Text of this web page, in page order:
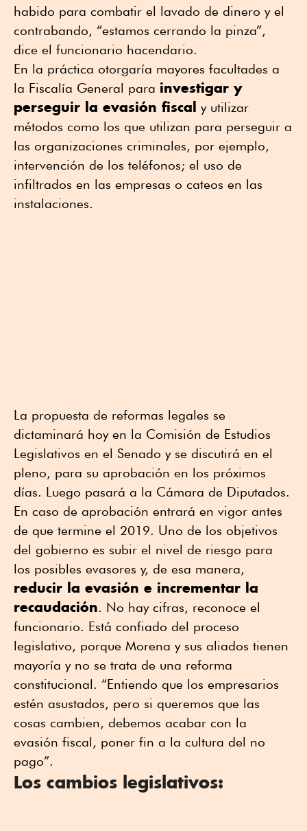
habido para combatir el lavado de dinero y el
contrabando, “estamos cerrando la pinza”,
dice el funcionario hacendario.
En la práctica otorgaría mayores facultades a
la Fiscalía General para investigar y
perseguir la evasión fiscal y utilizar
métodos como los que utilizan para perseguir a
las organizaciones criminales, por ejemplo,
intervención de los teléfonos; el uso de
infiltrados en las empresas o cateos en las
instalaciones.
La propuesta de reformas legales se
dictaminará hoy en la Comisión de Estudios
Legislativos en el Senado y se discutirá en el
pleno, para su aprobación en los próximos
días. Luego pasará a la Cámara de Diputados.
En caso de aprobación entrará en vigor antes
de que termine el 2019. Uno de los objetivos
del gobierno es subir el nivel de riesgo para
los posibles evasores y, de esa manera,
reducir la evasión e incrementar la
recaudación. No hay cifras, reconoce el
funcionario. Está confiado del proceso
legislativo, porque Morena y sus aliados tienen
mayoría y no se trata de una reforma
constitucional. “Entiendo que los empresarios
estén asustados, pero si queremos que las
cosas cambien, debemos acabar con la
evasión fiscal, poner fin a la cultura del no
pago”.
Los cambios legislativos: